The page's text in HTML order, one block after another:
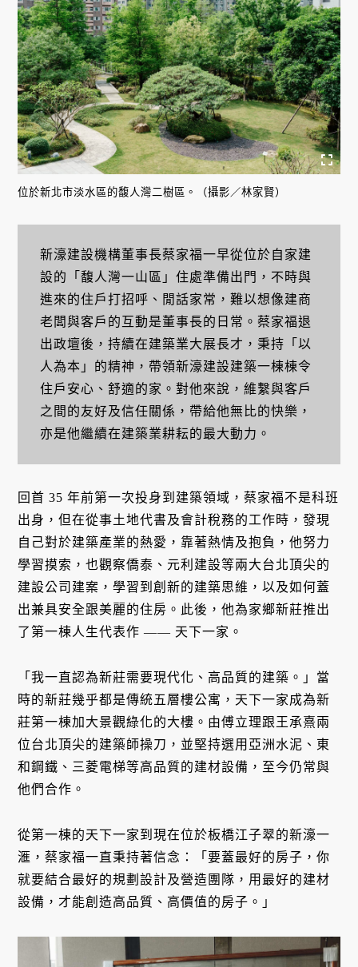
位於新北市淡水區的馥人灣二樹區。（攝影／林家賢）
新濠建設機構董事長蔡家福一早從位於自家建
設的「馥人灣一山區」住處準備出門，不時與
進來的住戶打招呼、閒話家常，難以想像建商
老闆與客戶的互動是董事長的日常。蔡家福退
出政壇後，持續在建築業大展長才，秉持「以
人為本」的精神，帶領新濠建設建築一棟棟令
住戶安心、舒適的家。對他來說，維繫與客戶
之間的友好及信任關係，帶給他無比的快樂，
亦是他繼續在建築業耕耘的最大動力。
回首 35 年前第一次投身到建築領域，蔡家福不是科班
出身，但在從事土地代書及會計稅務的工作時，發現
自己對於建築產業的熱愛，靠著熱情及抱負，他努力
學習摸索，也觀察僑泰、元利建設等兩大台北頂尖的
建設公司建案，學習到創新的建築思維，以及如何蓋
出兼具安全跟美麗的住房。此後，他為家鄉新莊推出
了第一棟人生代表作 —— 天下一家。
「我一直認為新莊需要現代化、高品質的建築。」當
時的新莊幾乎都是傳統五層樓公寓，天下一家成為新
莊第一棟加大景觀綠化的大樓。由傅立理跟王承熹兩
位台北頂尖的建築師操刀，並堅持選用亞洲水泥、東
和鋼鐵、三菱電梯等高品質的建材設備，至今仍常與
他們合作。
從第一棟的天下一家到現在位於板橋江子翠的新濠一
滙，蔡家福一直秉持著信念：「要蓋最好的房子，你
就要結合最好的規劃設計及營造團隊，用最好的建材
設備，才能創造高品質、高價值的房子。」